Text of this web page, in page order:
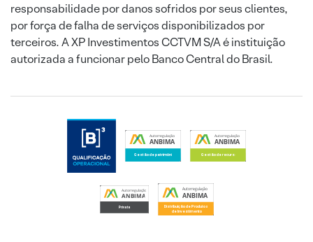
responsabilidade por danos sofridos por seus clientes,
por força de falha de serviços disponibilizados por
terceiros. A XP Investimentos CCTVM S/A é instituição
autorizada a funcionar pelo Banco Central do Brasil.